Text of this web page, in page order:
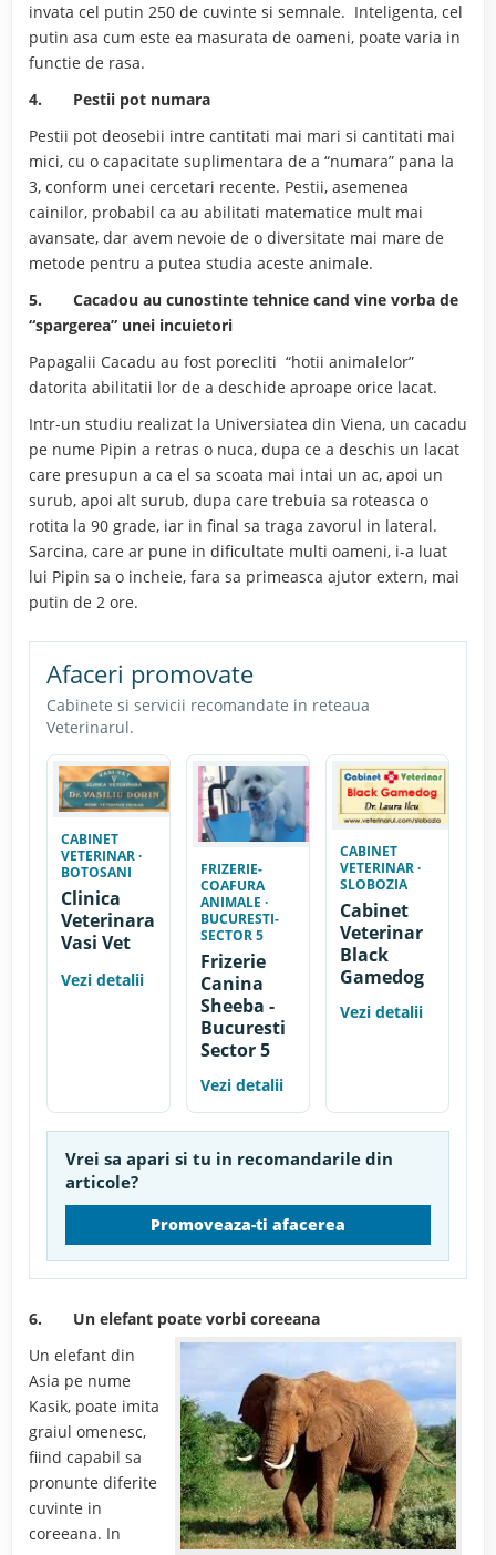
invata cel putin 250 de cuvinte si semnale. Inteligenta, cel
putin asa cum este ea masurata de oameni, poate varia in
functie de rasa.
4. Pestii pot numara
Pestii pot deosebii intre cantitati mai mari si cantitati mai
mici, cu o capacitate suplimentara de a “numara” pana la
3, conform unei cercetari recente. Pestii, asemenea
cainilor, probabil ca au abilitati matematice mult mai
avansate, dar avem nevoie de o diversitate mai mare de
metode pentru a putea studia aceste animale.
5. Cacadou au cunostinte tehnice cand vine vorba de
“spargerea” unei incuietori
Papagalii Cacadu au fost porecliti “hotii animalelor”
datorita abilitatii lor de a deschide aproape orice lacat.
Intr-un studiu realizat la Universiatea din Viena, un cacadu
pe nume Pipin a retras o nuca, dupa ce a deschis un lacat
care presupun a ca el sa scoata mai intai un ac, apoi un
surub, apoi alt surub, dupa care trebuia sa roteasca o
rotita la 90 grade, iar in final sa traga zavorul in lateral.
Sarcina, care ar pune in dificultate multi oameni, i-a luat
lui Pipin sa o incheie, fara sa primeasca ajutor extern, mai
putin de 2 ore.
Afaceri promovate
Cabinete si servicii recomandate in reteaua
Veterinarul.
CABINET
VETERINAR ·
BOTOSANI
Clinica
Veterinara
Vasi Vet
Vezi detalii
FRIZERIE-
COAFURA
ANIMALE ·
BUCURESTI-
SECTOR 5
Frizerie
Canina
Sheeba -
Bucuresti
Sector 5
Vezi detalii
CABINET
VETERINAR ·
SLOBOZIA
Cabinet
Veterinar
Black
Gamedog
Vezi detalii
Vrei sa apari si tu in recomandarile din
articole?
Promoveaza-ti afacerea
6. Un elefant poate vorbi coreeana
Un elefant din
Asia pe nume
Kasik, poate imita
graiul omenesc,
fiind capabil sa
pronunte diferite
cuvinte in
coreeana. In